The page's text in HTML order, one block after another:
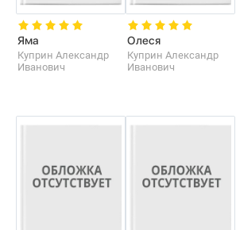
Яма
Куприн Александр
Иванович
Олеся
Куприн Александр
Иванович